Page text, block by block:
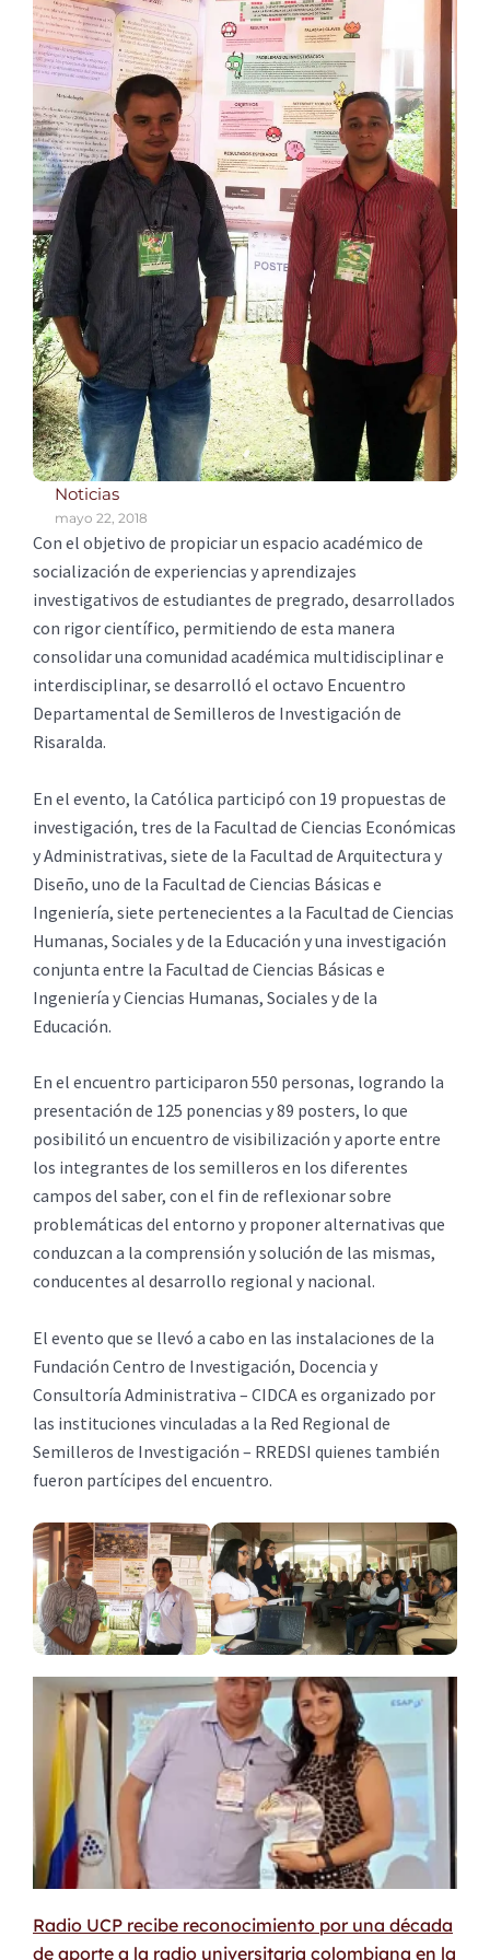
Noticias
mayo 22, 2018
Con el objetivo de propiciar un espacio académico de
socialización de experiencias y aprendizajes
investigativos de estudiantes de pregrado, desarrollados
con rigor científico, permitiendo de esta manera
consolidar una comunidad académica multidisciplinar e
interdisciplinar, se desarrolló el octavo Encuentro
Departamental de Semilleros de Investigación de
Risaralda.
En el evento, la Católica participó con 19 propuestas de
investigación, tres de la Facultad de Ciencias Económicas
y Administrativas, siete de la Facultad de Arquitectura y
Diseño, uno de la Facultad de Ciencias Básicas e
Ingeniería, siete pertenecientes a la Facultad de Ciencias
Humanas, Sociales y de la Educación y una investigación
conjunta entre la Facultad de Ciencias Básicas e
Ingeniería y Ciencias Humanas, Sociales y de la
Educación.
En el encuentro participaron 550 personas, logrando la
presentación de 125 ponencias y 89 posters, lo que
posibilitó un encuentro de visibilización y aporte entre
los integrantes de los semilleros en los diferentes
campos del saber, con el fin de reflexionar sobre
problemáticas del entorno y proponer alternativas que
conduzcan a la comprensión y solución de las mismas,
conducentes al desarrollo regional y nacional.
El evento que se llevó a cabo en las instalaciones de la
Fundación Centro de Investigación, Docencia y
Consultoría Administrativa – CIDCA es organizado por
las instituciones vinculadas a la Red Regional de
Semilleros de Investigación – RREDSI quienes también
fueron partícipes del encuentro.
Radio UCP recibe reconocimiento por una década
de aporte a la radio universitaria colombiana en la